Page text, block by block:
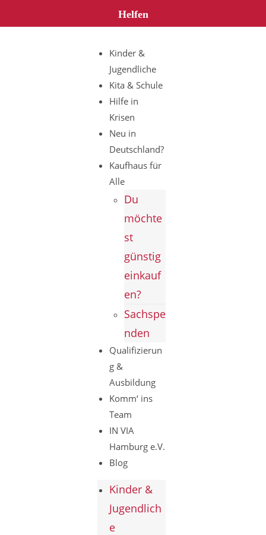
Helfen
Kinder &
Jugendliche
Kita & Schule
Hilfe in
Krisen
Neu in
Deutschland?
Kaufhaus für
Alle
Du
möchte
st
günstig
einkauf
en?
Sachspe
nden
Qualifizierun
g &
Ausbildung
Komm‘ ins
Team
IN VIA
Hamburg e.V.
Blog
Kinder &
Jugendlich
e